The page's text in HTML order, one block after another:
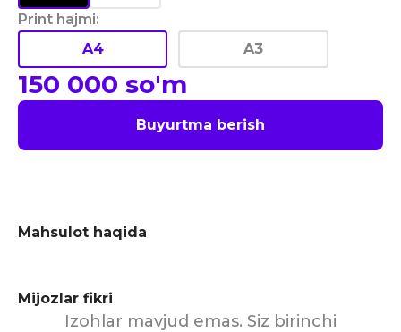
Print hajmi:
A4
A3
150 000 so'm
Buyurtma berish
Mahsulot haqida
Mijozlar fikri
Izohlar mavjud emas. Siz birinchi